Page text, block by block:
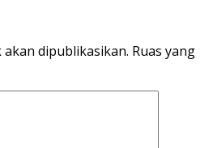
akan dipublikasikan. Ruas yang